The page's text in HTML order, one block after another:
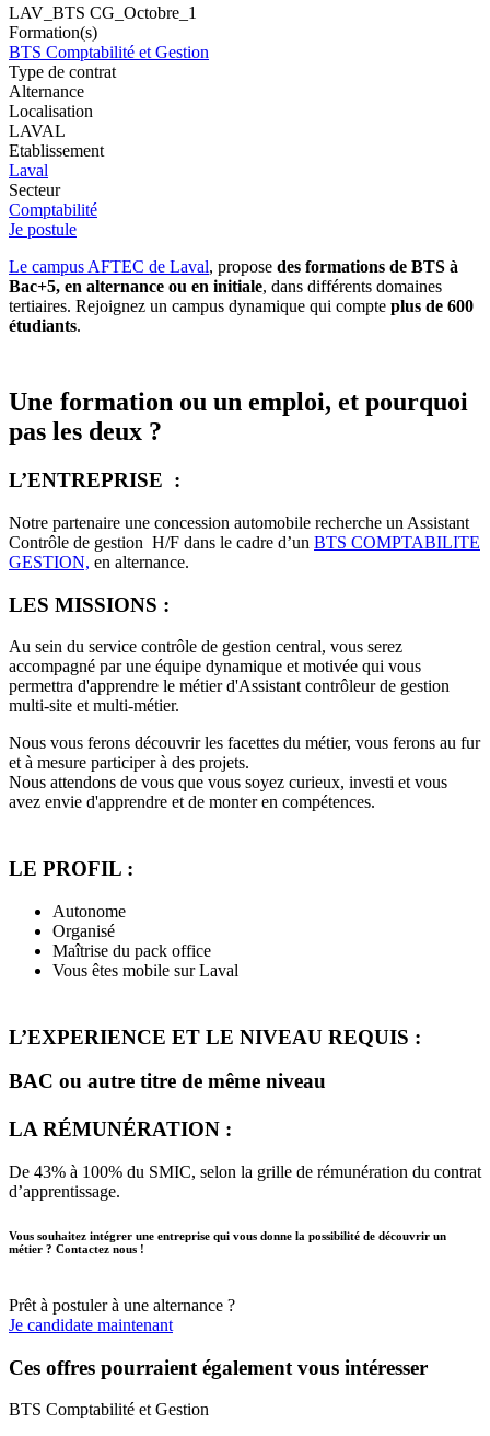
LAV_BTS CG_Octobre_1
Formation(s)
BTS Comptabilité et Gestion
Type de contrat
Alternance
Localisation
LAVAL
Etablissement
Laval
Secteur
Comptabilité
Je postule
Le campus AFTEC de Laval, propose des formations de BTS à
Bac+5, en alternance ou en initiale, dans différents domaines
tertiaires. Rejoignez un campus dynamique qui compte plus de 600
étudiants.
Une formation ou un emploi, et pourquoi
pas les deux ?
L’ENTREPRISE :
Notre partenaire une concession automobile recherche un Assistant
Contrôle de gestion H/F dans le cadre d’un BTS COMPTABILITE
GESTION, en alternance.
LES MISSIONS :
Au sein du service contrôle de gestion central, vous serez
accompagné par une équipe dynamique et motivée qui vous
permettra d'apprendre le métier d'Assistant contrôleur de gestion
multi-site et multi-métier.
Nous vous ferons découvrir les facettes du métier, vous ferons au fur
et à mesure participer à des projets.
Nous attendons de vous que vous soyez curieux, investi et vous
avez envie d'apprendre et de monter en compétences.
LE PROFIL :
Autonome
Organisé
Maîtrise du pack office
Vous êtes mobile sur Laval
L’EXPERIENCE ET LE NIVEAU REQUIS :
BAC ou autre titre de même niveau
LA RÉMUNÉRATION :
De 43% à 100% du SMIC, selon la grille de rémunération du contrat
d’apprentissage.
Vous souhaitez intégrer une entreprise qui vous donne la possibilité de découvrir un
métier ? Contactez nous !
Prêt à postuler à une alternance ?
Je candidate maintenant
Ces offres pourraient également vous intéresser
BTS Comptabilité et Gestion